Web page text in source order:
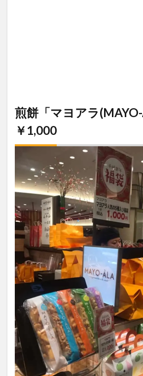
煎餅「マヨアラ(MAYO-
￥1,000